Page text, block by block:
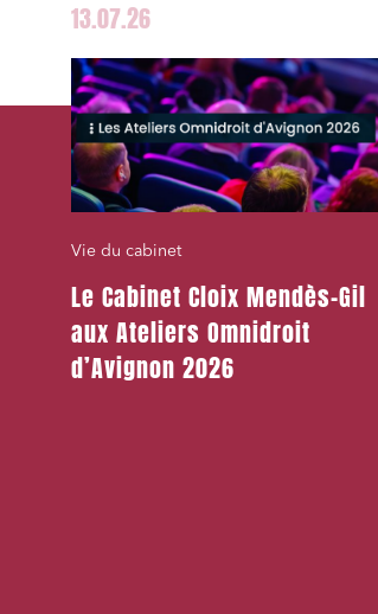
13.07.26
Vie du cabinet
Le Cabinet Cloix Mendès-Gil
aux Ateliers Omnidroit
d’Avignon 2026